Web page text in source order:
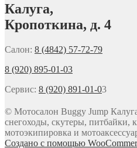
Калуга,
Кропоткина, д. 4
Салон: 8 (4842) 57-72-79
8 (920) 895-01-03
Сервис: 8 (920) 891-01-03
© Мотосалон Buggy Jump
снегоходы, скутеры, питбайки,
мотоэкипировка и
Создано с помощью